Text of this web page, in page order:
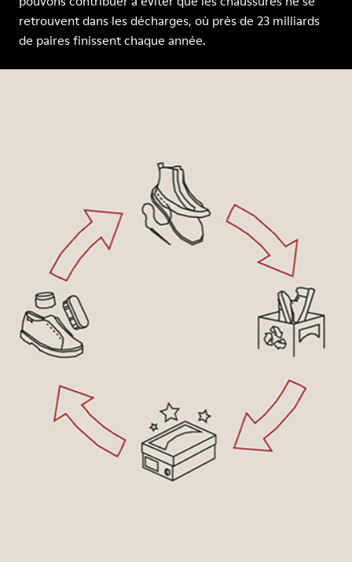
retrouvent dans les décharges, où près de 23 milliards
de paires finissent chaque année.